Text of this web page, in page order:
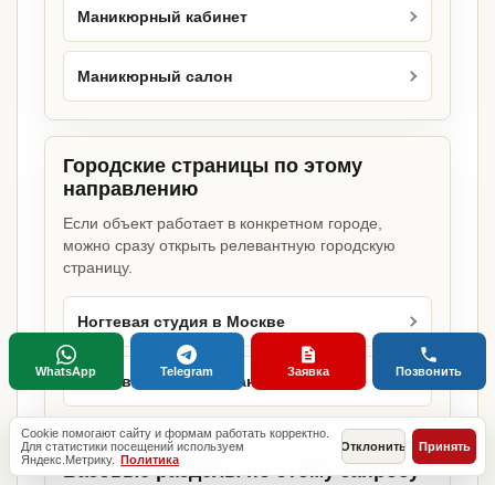
Маникюрный кабинет
Маникюрный салон
Городские страницы по этому
направлению
Если объект работает в конкретном городе,
можно сразу открыть релевантную городскую
страницу.
Ногтевая студия в Москве
Ногтевая студия в Санкт-Петербурге
Базовые разделы по этому запросу
Cookie помогают сайту и формам работать корректно.
Для статистики посещений используем
Яндекс.Метрику. Политика
Отклонить Принять
WhatsApp Telegram Заявка Позвонить